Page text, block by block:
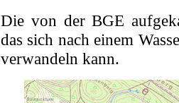
Die von der BGE
das sich nach einem
verwandeln kann.